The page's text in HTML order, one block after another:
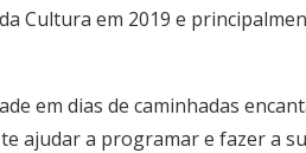
Cultura em 2019 e
em dias de caminhadas
ajudar a programar e fazer a